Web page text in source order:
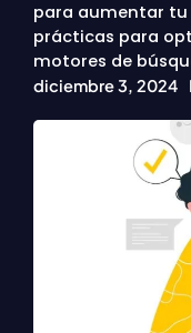
para aumentar tu
prácticas para
motores de
diciembre 3, 2024